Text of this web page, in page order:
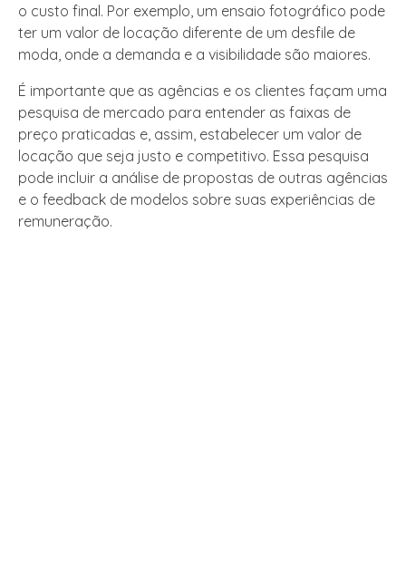
o custo final. Por exemplo, um ensaio fotográfico pode
ter um valor de locação diferente de um desfile de
moda, onde a demanda e a visibilidade são maiores.
É importante que as agências e os clientes façam uma
pesquisa de mercado para entender as faixas de
preço praticadas e, assim, estabelecer um valor de
locação que seja justo e competitivo. Essa pesquisa
pode incluir a análise de propostas de outras agências
e o feedback de modelos sobre suas experiências de
remuneração.